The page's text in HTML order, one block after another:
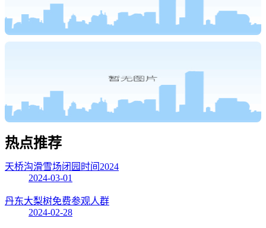
热点推荐
天桥沟滑雪场闭园时间2024
2024-03-01
丹东大梨树免费参观人群
2024-02-28